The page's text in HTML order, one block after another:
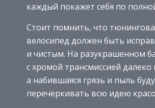
каждый покажет себя по
Стоит помнить, что
велосипед должен быть
и чистым. На разукрашенном
с хромой трансмиссией
а набившаяся грязь и пыль
перечеркивать всю идею